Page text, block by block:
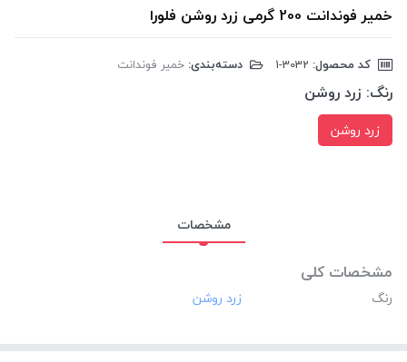
خمیر فوندانت 200 گرمی زرد روشن فلورا
کد محصول: دسته‌بندی: خمیر فوندانت
رنگ: زرد روشن
زرد روشن
مشخصات
مشخصات کلی
رنگ